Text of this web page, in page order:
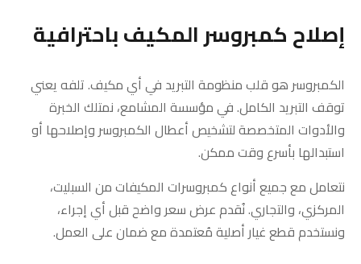
إصلاح كمبروسر المكيف باحترافية
الكمبروسر هو قلب منظومة التبريد في أي مكيف. تلفه يعني
توقف التبريد الكامل. في مؤسسة المشامع، نمتلك الخبرة
والأدوات المتخصصة لتشخيص أعطال الكمبروسر وإصلاحها أو
استبدالها بأسرع وقت ممكن.
نتعامل مع جميع أنواع كمبروسرات المكيفات من السبليت،
المركزي، والتجاري. نُقدم عرض سعر واضح قبل أي إجراء،
ونستخدم قطع غيار أصلية مُعتمدة مع ضمان على العمل.